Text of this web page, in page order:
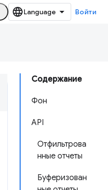
Войти
Содержание
Фон
API
Отфильтрова
нные отчеты
Буферизован